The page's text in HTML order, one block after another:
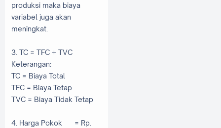
produksi maka biaya
variabel juga akan
meningkat.
3. TC = TFC + TVC
Keterangan:
TC = Biaya Total
TFC = Biaya Tetap
TVC = Biaya Tidak Tetap
4. Harga Pokok
= Rp.